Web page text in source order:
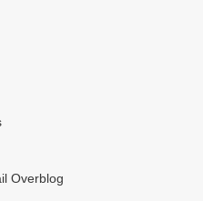
Overblog